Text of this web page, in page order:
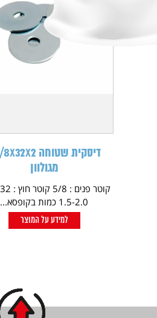
מגולוון
1.5-2.0 כמות בקופסא...
למידע על המוצר